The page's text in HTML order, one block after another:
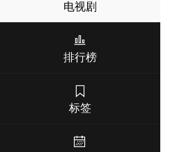
电视剧
排行榜
标签